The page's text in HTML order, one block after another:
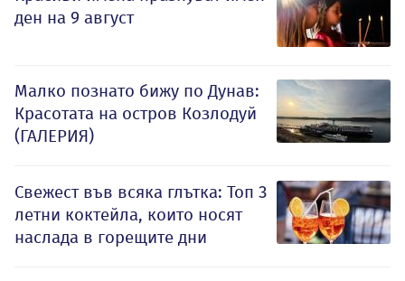
ден на 9 август
Малко познато бижу по Дунав:
Красотата на остров Козлодуй
(ГАЛЕРИЯ)
Свежест във всяка глътка: Топ 3
летни коктейла, които носят
наслада в горещите дни